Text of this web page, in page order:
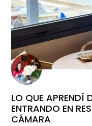
LO QUE APRENDÍ
ENTRANDO EN
CÁMARA